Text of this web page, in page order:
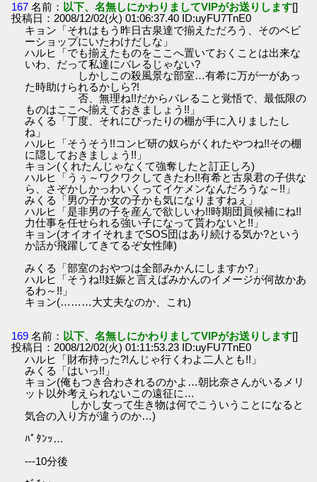
167 名前： 以下、名無しにかわりましてVIPがお送りします[]
投稿日：2008/12/02(火) 01:06:37.40 ID:uyFU7TnE0
キョン「それはもう昨日古泉達で揃えただろう、そのベビ
ーショップにいたわけだしな」
ハルヒ「でも揃えたものをここへ置いておくことは出来な
いわ、だって私達にバレるじゃない?
しかしこの殺風景な部室…有希に万が一があっ
た時助けられるかしら?!
否、無理ね!!だからバレること覚悟で、最低限の
ものはここへ揃えておきましょう!!」
みくる「丁度、それにぴったりの棚が手に入りましたし
ね」
ハルヒ「そうそう!!コンピ研の奴らがくれたやつね!!その棚
に隠しておきましょう!!」
キョン(くれたんじゃなくて強奪したと訂正しろ)
ハルヒ「うぅ～ワクワクしてきたわ!!有希と古泉君の子供な
ら、さぞかしかっわいくってイケメンなんだろうな～!!」
みくる「男の子か女の子かも気になりますねぇ」
ハルヒ「是非男の子を産んで欲しいわ!!時期団員候補にね!!
力仕事を任せられる強い子になって貰わないと!!」
キョン(オイオイそれまでSOS団はあり続ける気か?という
か話が飛躍してきてるぞ女性陣)
みくる「部室のおやつは全部みかんにしますか?」
ハルヒ「そうね!!妊娠と言えばみかんのイメージが何故かあ
るわ～!!」
キョン(………大丈夫なのか、これ)
169 名前： 以下、名無しにかわりましてVIPがお送りします[]
投稿日：2008/12/02(火) 01:11:53.23 ID:uyFU7TnE0
ハルヒ「財布持った?!んじゃ行くわよ二人とも!!」
みくる「はいっ!!」
キョン(俺もつき合わされるのかよ…朝比奈さんがいるメリ
ット以外考えられないこの遠征に…
しかし女って生き物は何でこういうことになると
気合の入り方が違うのか…)
ﾊﾟﾀﾝｯ…
---10分後